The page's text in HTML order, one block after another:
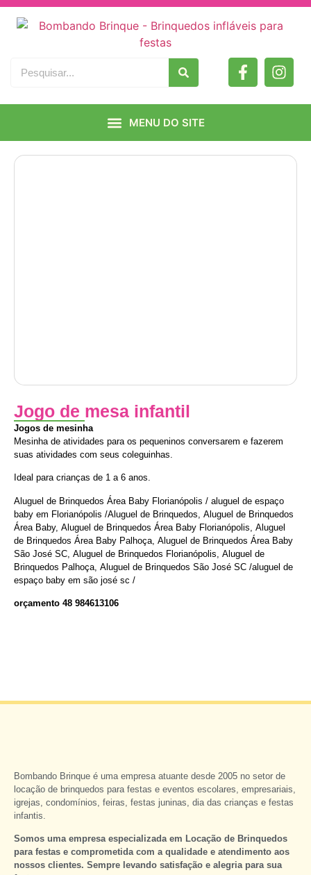
Jogo de mesa infantil
Jogos de mesinha
Mesinha de atividades para os pequeninos conversarem e fazerem
suas atividades com seus coleguinhas.
Ideal para crianças de 1 a 6 anos.
Aluguel de Brinquedos Área Baby Florianópolis / aluguel de espaço
baby em Florianópolis /Aluguel de Brinquedos, Aluguel de Brinquedos
Área Baby, Aluguel de Brinquedos Área Baby Florianópolis, Aluguel
de Brinquedos Área Baby Palhoça, Aluguel de Brinquedos Área Baby
São José SC, Aluguel de Brinquedos Florianópolis, Aluguel de
Brinquedos Palhoça, Aluguel de Brinquedos São José SC /aluguel de
espaço baby em são josé sc /
orçamento 48 984613106
Bombando Brinque é uma empresa atuante desde 2005 no setor de
locação de brinquedos para festas e eventos escolares, empresariais,
igrejas, condomínios, feiras, festas juninas, dia das crianças e festas
infantis.
Somos uma empresa especializada em Locação de Brinquedos
para festas e comprometida com a qualidade e atendimento aos
nossos clientes. Sempre levando satisfação e alegria para sua